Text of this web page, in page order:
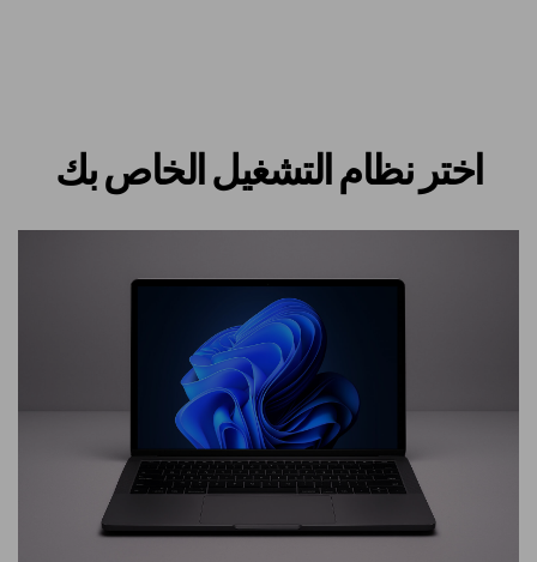
اختر نظام التشغيل الخاص بك